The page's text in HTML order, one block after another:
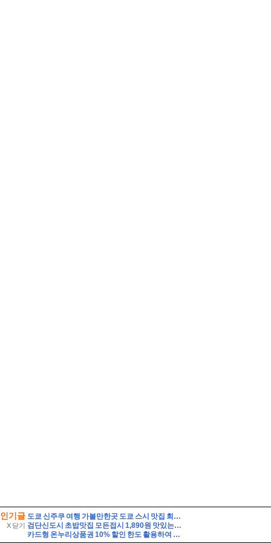
인기글
X 닫기
도쿄 신주쿠 여행 가볼만한곳 도쿄 스시 맛집 회전초밥 쿠라스시 예약
검단신도시 초밥맛집 모든접시 1,890원 맛있는초밥 후기
카드형 온누리상품권 10% 할인 한도 활용하여 여름철 장보기 식비 아끼는 법